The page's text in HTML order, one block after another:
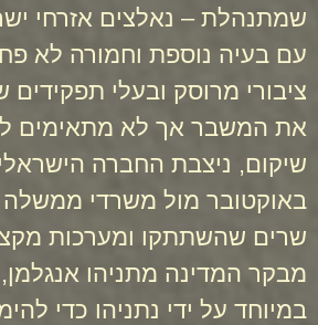
שמתנהלת – נאלצים אזרחי
עם בעיה נוספת וחמורה לא
ציבורי מרוסק ובעלי
את המשבר אך לא מתאימים
שיקום, ניצבת החברה
באוקטובר מול משרדי ממשלה
שרים שהשתתקו ומערכות
מבקר המדינה מתניהו
במיוחד על ידי נתניהו כדי